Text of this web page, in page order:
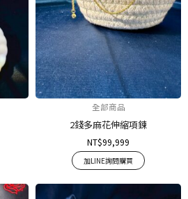
全部商品
2錢多麻花伸縮項鍊
NT$99,999
加LINE詢問購買